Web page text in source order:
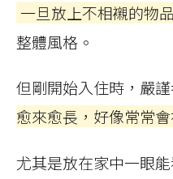
一旦放上不相襯的物
整體風格。
但剛開始入住時，嚴謹
愈來愈長，好像常常會
尤其是放在家中一眼